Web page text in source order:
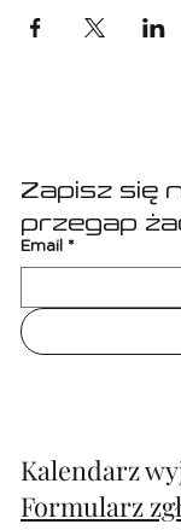
Zapisz się
przegap
Email *
Kalendarz
Formularz